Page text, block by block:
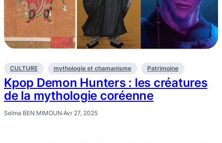
CULTURE mythologie et chamanisme Patrimoine
Kpop Demon Hunters : les créatures
de la mythologie coréenne
Selma BEN MIMOUN·Avr 27, 2025